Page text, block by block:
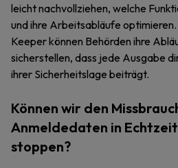
leicht nachvollziehen, welche
und ihre Arbeitsabläufe
Keeper können Behörden ihre
sicherstellen, dass jede Ausgabe
ihrer Sicherheitslage beiträgt.
Können wir den
Anmeldedaten in
stoppen?